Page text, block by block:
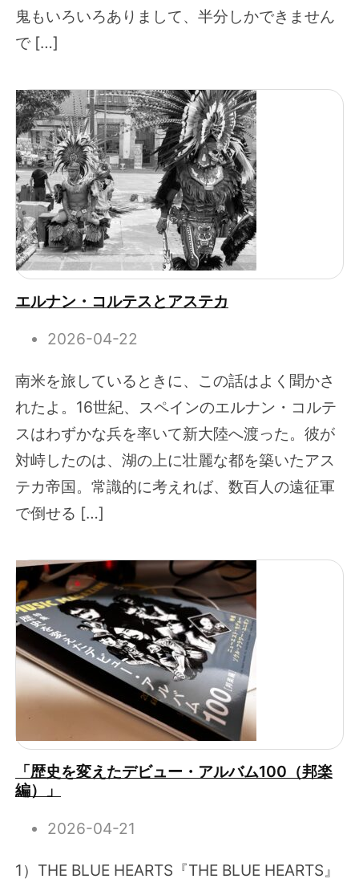
鬼もいろいろありまして、半分しかできません
で […]
エルナン・コルテスとアステカ
2026-04-22
南米を旅しているときに、この話はよく聞かさ
れたよ。16世紀、スペインのエルナン・コルテ
スはわずかな兵を率いて新大陸へ渡った。彼が
対峙したのは、湖の上に壮麗な都を築いたアス
テカ帝国。常識的に考えれば、数百人の遠征軍
で倒せる […]
「歴史を変えたデビュー・アルバム100（邦楽
編）」
2026-04-21
1）THE BLUE HEARTS『THE BLUE HEARTS』